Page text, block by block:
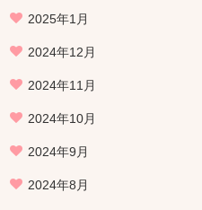
2025年1月
2024年12月
2024年11月
2024年10月
2024年9月
2024年8月